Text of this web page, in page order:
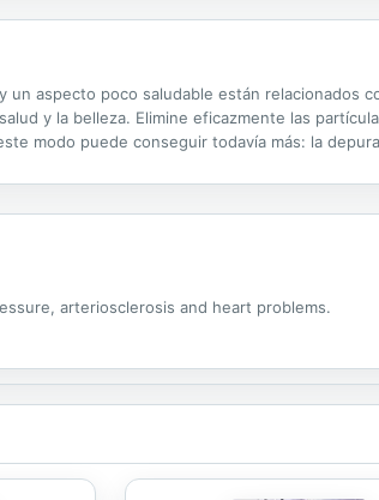
un aspecto poco saludable están relacionados
y la belleza. Elimine eficazmente las
modo puede conseguir todavía más: la
arteriosclerosis and heart problems.